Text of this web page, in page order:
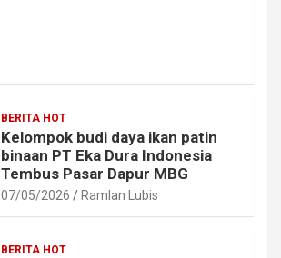
BERITA HOT
Kelompok budi daya ikan patin
binaan PT Eka Dura Indonesia
Tembus Pasar Dapur MBG
07/05/2026 Ramlan Lubis
BERITA HOT